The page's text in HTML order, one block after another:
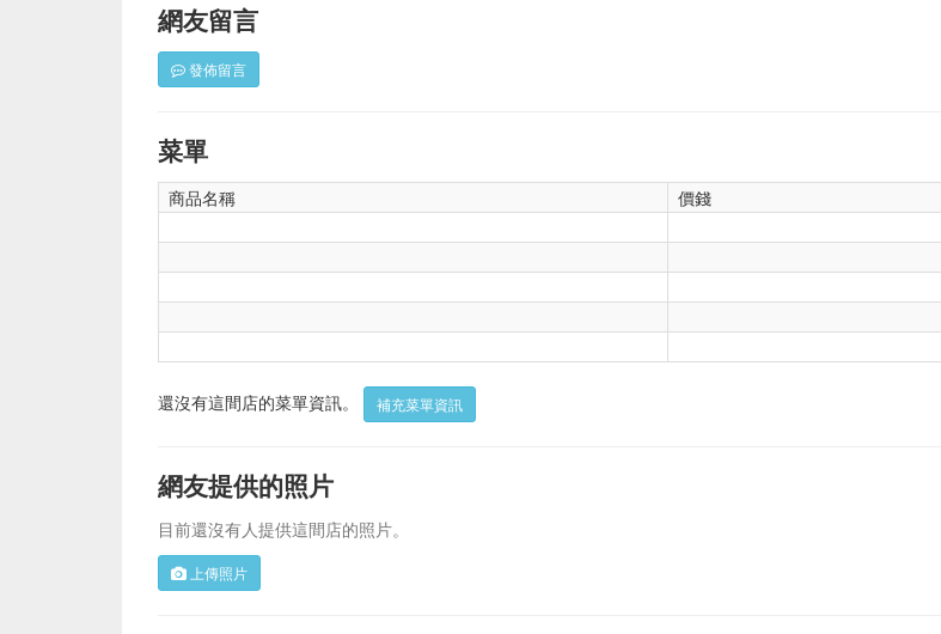
網友留言
發佈留言
菜單
商品名稱 價錢
還沒有這間店的菜單資訊。 補充菜單資訊
網友提供的照片
目前還沒有人提供這間店的照片。
上傳照片